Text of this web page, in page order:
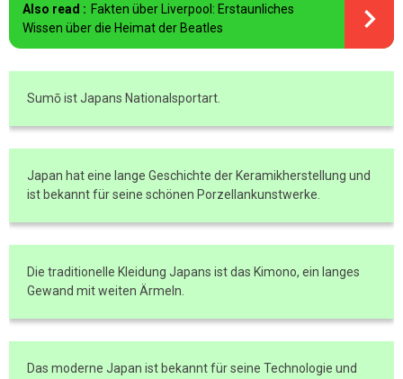
Also read : Fakten über Liverpool: Erstaunliches
Wissen über die Heimat der Beatles
Sumō ist Japans Nationalsportart.
Japan hat eine lange Geschichte der Keramikherstellung und
ist bekannt für seine schönen Porzellankunstwerke.
Die traditionelle Kleidung Japans ist das Kimono, ein langes
Gewand mit weiten Ärmeln.
Das moderne Japan ist bekannt für seine Technologie und